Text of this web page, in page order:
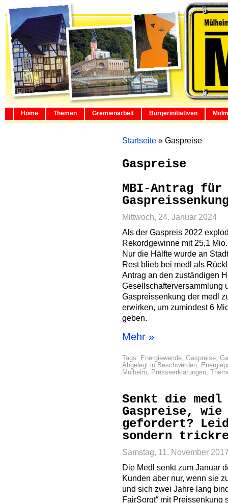
Home Themen Gremienarbeit Bürgerinitiativen
Startseite » Gaspreise
Gaspreise
MBI-Antrag
Mittwoch, 24. Januar 2024
Als der Gaspreis 2022
Rekordgewinne mit 25,1
Nur die Hälfte wurde an
Rest blieb bei medl als
Antrag an den zuständigen
Gesellschafterversammlung
Gaspreissenkung der medl
erwirken, um zumindest 6
geben.
Mehr »
Tags: Energiewende, Gaspreise,
Abgelegt in Beschwerden,
Mülheim, Presseerklärungen,
Senkt die
Gaspreise, wie
gefordert?
sondern
Samstag, 11. November
Die Medl senkt zum Januar
Kunden aber nur, wenn sie
und sich zwei Jahre lang
FairSorgt“ mit